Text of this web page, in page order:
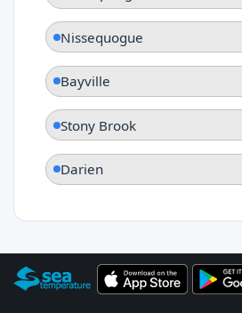
Nissequogue
Bayville
Stony Brook
Darien